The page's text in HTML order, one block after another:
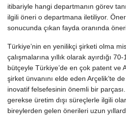
itibariyle hangi departmanın görev
ilgili öneri o departmana iletiliyor.
sonucunda çıkan fayda oranında
Türkiye’nin en yenilikçi şirketi olma
çalışmalarına yıllık olarak ayırdığı
bütçeyle Türkiye’de en çok patent ve
şirket ünvanını elde eden Arçelik’te
inovatif felsefesinin önemli bir
gerekse üretim dışı süreçlerle ilgili
bireylerden gelen önerileri uzun